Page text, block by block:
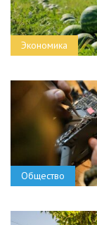
Экономика
Общество